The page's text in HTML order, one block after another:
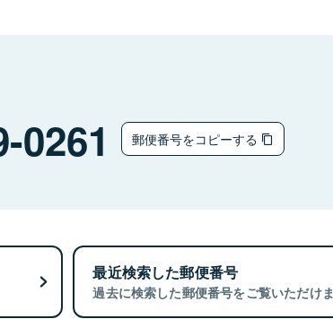
0261 郵便番号をコピーする
最近検索した郵便番号
過去に検索した郵便番号をご覧いただけま